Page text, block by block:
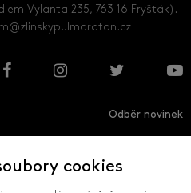
Vylanta 235, 763 16 Fryšták).
Odběr novinek
cookies